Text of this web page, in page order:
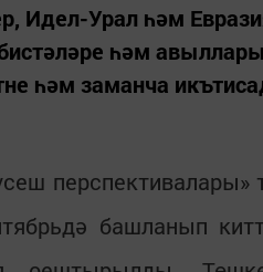
Идел-Урал һәм
һәм
һәм заманча
башланып